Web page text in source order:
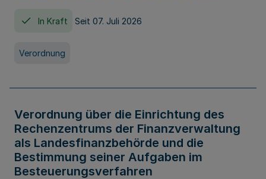
In Kraft Seit 07. Juli 2026
Verordnung
Verordnung über die Einrichtung des
Rechenzentrums der Finanzverwaltung
als Landesfinanzbehörde und die
Bestimmung seiner Aufgaben im
Besteuerungsverfahren